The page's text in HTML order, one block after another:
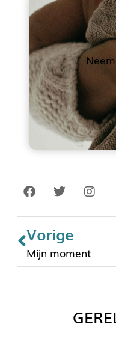
Vorige
Mijn moment